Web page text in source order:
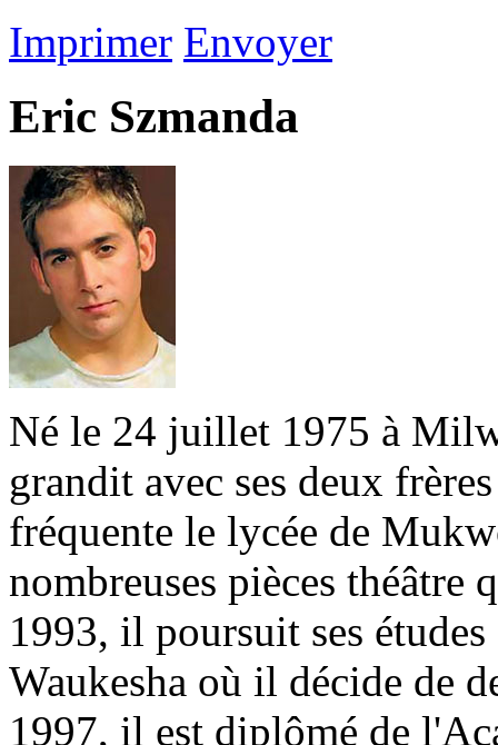
Imprimer Envoyer
Eric Szmanda
Né le 24 juillet 1975 à
grandit avec ses deux
fréquente le lycée de
nombreuses pièces théâtre
1993, il poursuit ses
Waukesha où il décide de
1997, il est diplômé de